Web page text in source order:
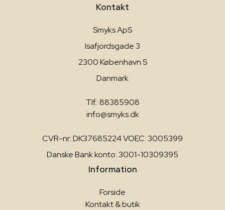
Kontakt
Smyks ApS
Isafjordsgade 3
2300 København S
Danmark
Tlf.: 88385908
info@smyks.dk
CVR-nr: DK37685224 VOEC: 3005399
Danske Bank konto: 3001-10309395
Information
Forside
Kontakt & butik